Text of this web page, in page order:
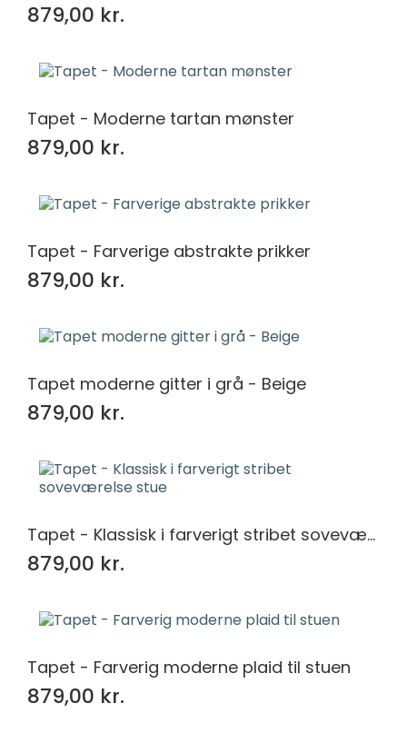
879,00 kr.
Tapet - Moderne tartan mønster
879,00 kr.
Tapet - Farverige abstrakte prikker
879,00 kr.
Tapet moderne gitter i grå - Beige
879,00 kr.
Tapet - Klassisk i farverigt stribet soveværelse stue
879,00 kr.
Tapet - Farverig moderne plaid til stuen
879,00 kr.